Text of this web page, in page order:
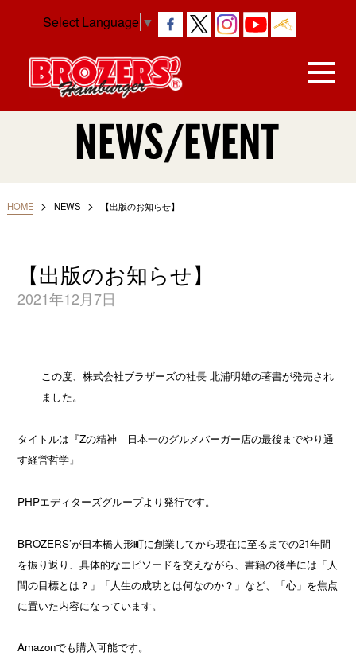
Select Language ▼
NEWS/EVENT
HOME > NEWS > 【出版のお知らせ】
【出版のお知らせ】
2021年12月7日
この度、株式会社ブラザーズの社長 北浦明雄の著書が発売され
ました。
タイトルは『Zの精神 日本一のグルメバーガー店の最後までやり通
す経営哲学』
PHPエディターズグループより発行です。
BROZERS’が日本橋人形町に創業してから現在に至るまでの21年間
を振り返り、具体的なエピソードを交えながら、書籍の後半には「人
間の目標とは？」「人生の成功とは何なのか？」など、「心」を焦点
に置いた内容になっています。
Amazonでも購入可能です。